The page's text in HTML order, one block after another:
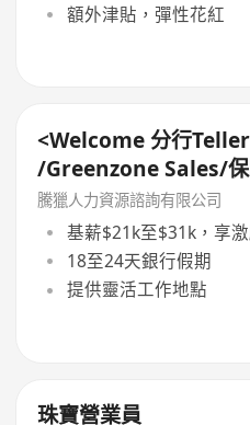
額外津貼，彈性花紅
<Welcome 分行Teller
/Greenzone Sales/
General Banking
騰獵人力資源諮詢有限公司
基薪$21k至$31k，享
18至24天銀行假期
提供靈活工作地點
珠寶營業員